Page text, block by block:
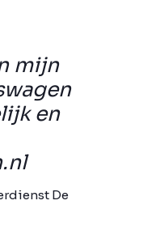
mijn
en
De